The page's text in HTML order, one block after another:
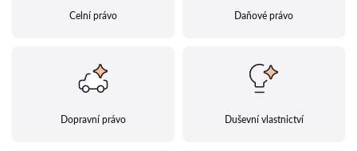
Celní právo Daňové právo
Dopravní právo Duševní vlastnictví